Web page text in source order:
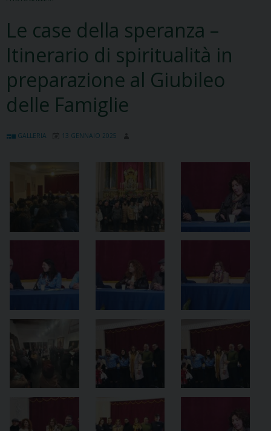
Le case della speranza –
Itinerario di spiritualità in
preparazione al Giubileo
delle Famiglie
GALLERIA 13 GENNAIO 2025